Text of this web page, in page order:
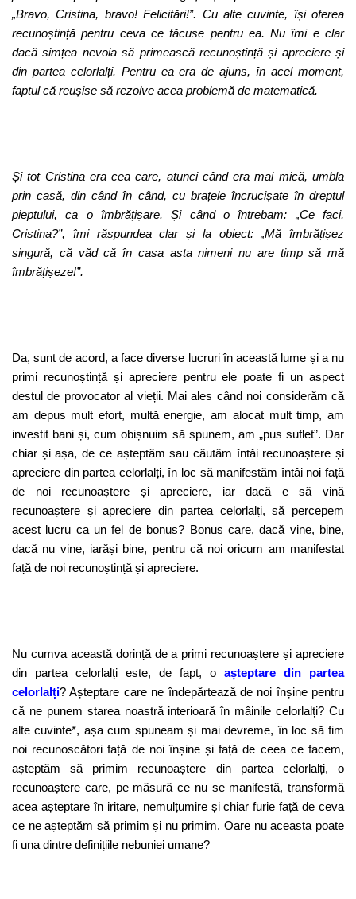
„Bravo, Cristina, bravo! Felicitări!”. Cu alte cuvinte, își oferea
recunoștință pentru ceva ce făcuse pentru ea. Nu îmi e clar
dacă simțea nevoia să primească recunoștință și apreciere și
din partea celorlalți. Pentru ea era de ajuns, în acel moment,
faptul că reușise să rezolve acea problemă de matematică.
Și tot Cristina era cea care, atunci când era mai mică, umbla
prin casă, din când în când, cu brațele încrucișate în dreptul
pieptului, ca o îmbrățișare. Și când o întrebam: „Ce faci,
Cristina?”, îmi răspundea clar și la obiect: „Mă îmbrățișez
singură, că văd că în casa asta nimeni nu are timp să mă
îmbrățișeze!”.
Da, sunt de acord, a face diverse lucruri în această lume și a nu
primi recunoștință și apreciere pentru ele poate fi un aspect
destul de provocator al vieții. Mai ales când noi considerăm că
am depus mult efort, multă energie, am alocat mult timp, am
investit bani și, cum obișnuim să spunem, am „pus suflet”. Dar
chiar și așa, de ce așteptăm sau căutăm întâi recunoaștere și
apreciere din partea celorlalți, în loc să manifestăm întâi noi față
de noi recunoaștere și apreciere, iar dacă e să vină
recunoaștere și apreciere din partea celorlalți, să percepem
acest lucru ca un fel de bonus? Bonus care, dacă vine, bine,
dacă nu vine, iarăși bine, pentru că noi oricum am manifestat
față de noi recunoștință și apreciere.
Nu cumva această dorință de a primi recunoaștere și apreciere
din partea celorlalți este, de fapt, o așteptare din partea
celorlalți? Așteptare care ne îndepărtează de noi înșine pentru
că ne punem starea noastră interioară în mâinile celorlalți? Cu
alte cuvinte*, așa cum spuneam și mai devreme, în loc să fim
noi recunoscători față de noi înșine și față de ceea ce facem,
așteptăm să primim recunoaștere din partea celorlalți, o
recunoaștere care, pe măsură ce nu se manifestă, transformă
acea așteptare în iritare, nemulțumire și chiar furie față de ceva
ce ne așteptăm să primim și nu primim. Oare nu aceasta poate
fi una dintre definițiile nebuniei umane?